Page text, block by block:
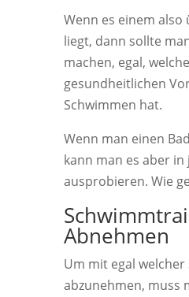
Wenn es einem
liegt, dann sollte
machen, egal, welche
gesundheitlichen
Schwimmen hat.
Wenn man einen
kann man es aber in
ausprobieren. Wie
Abnehmen
Um mit egal
abzunehmen, muss